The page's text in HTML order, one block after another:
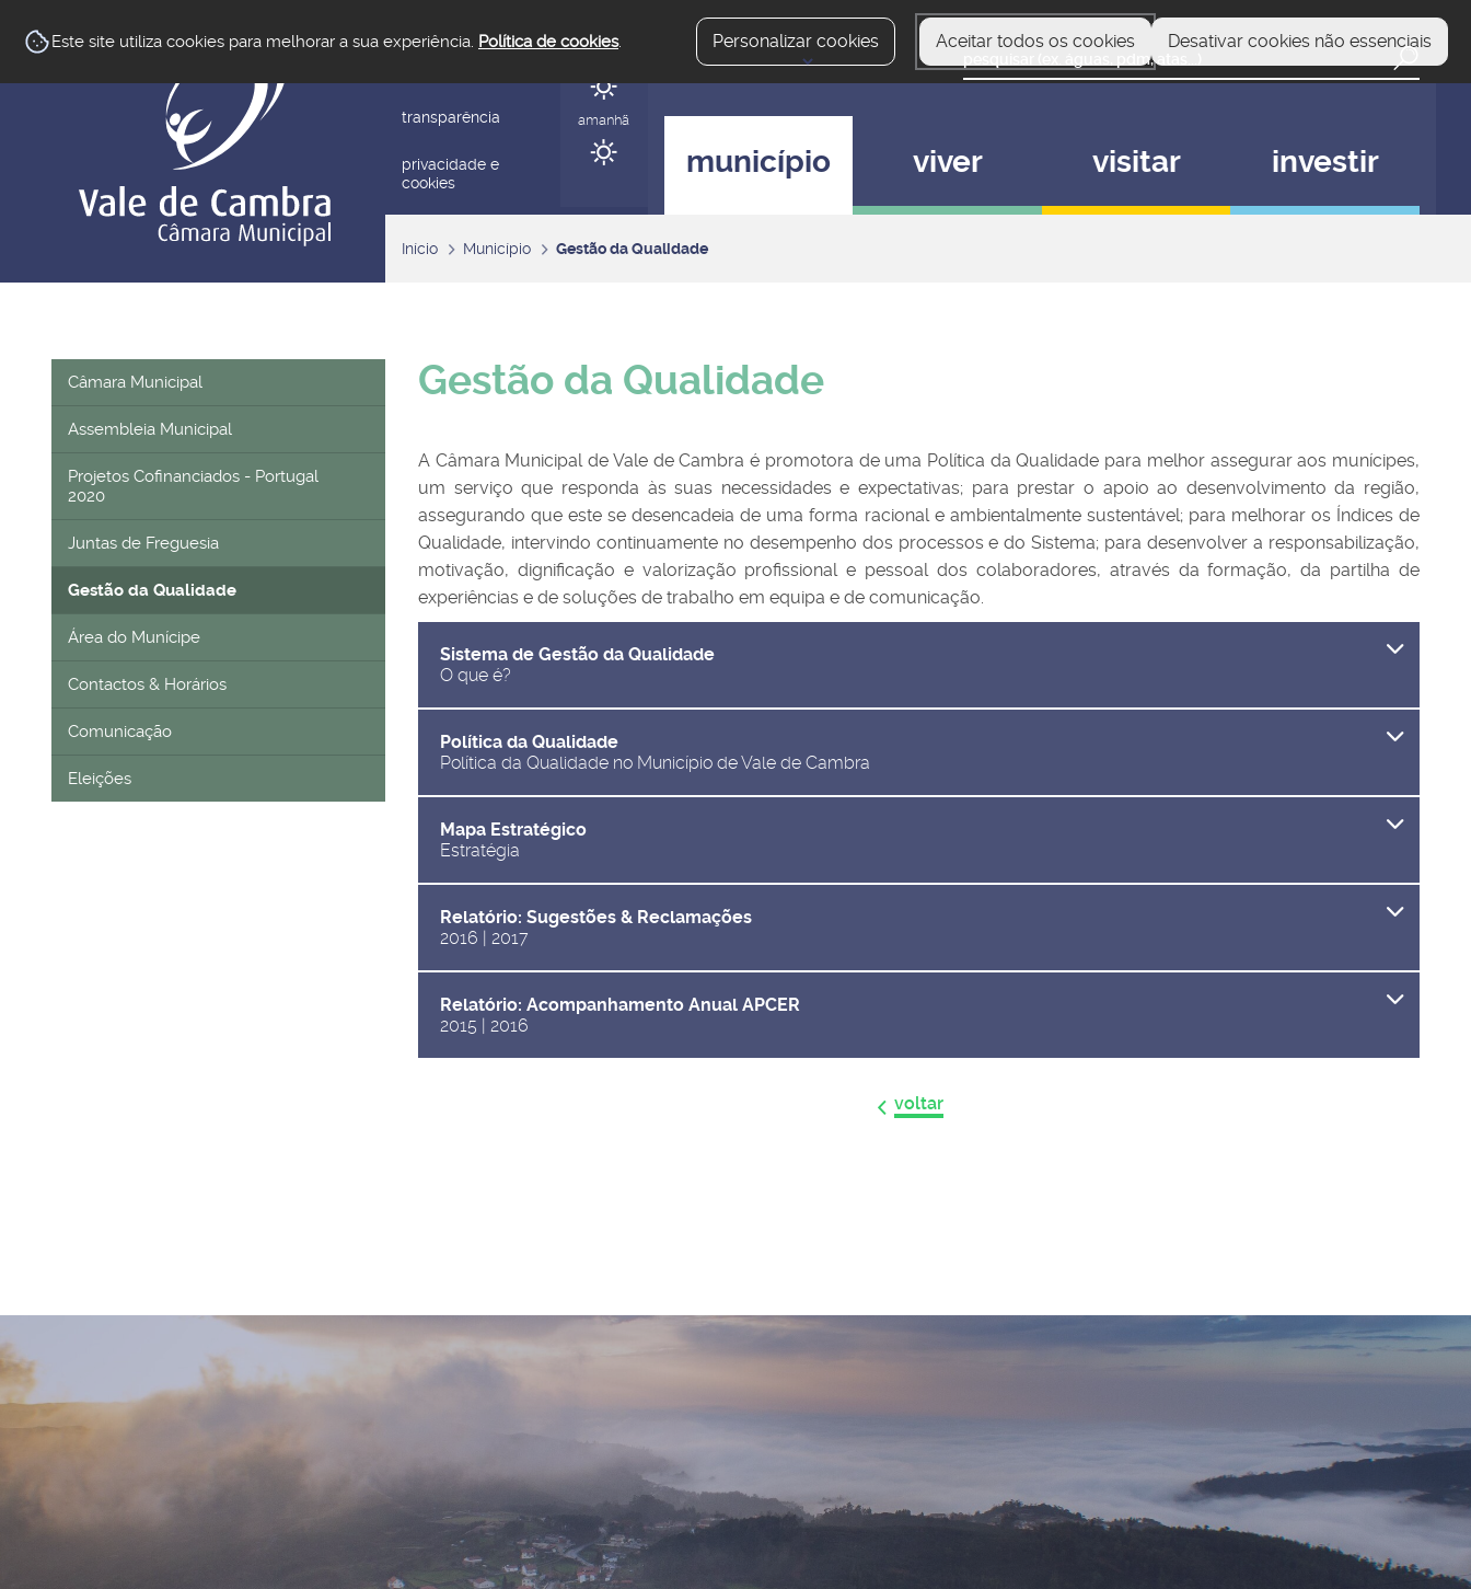
Este site utiliza cookies para melhorar a sua experiência. Política de cookies. Personalizar cookies Aceitar todos os cookies Desativar cookies não essenciais
transparência
privacidade e
cookies
hoje
amanhã
município viver visitar investir
Início Município Gestão da Qualidade
Câmara Municipal
Assembleia Municipal
Projetos Cofinanciados - Portugal
2020
Juntas de Freguesia
Gestão da Qualidade
Área do Munícipe
Contactos & Horários
Comunicação
Eleições
Gestão da Qualidade
A Câmara Municipal de Vale de Cambra é promotora de uma Política da Qualidade para melhor assegurar aos munícipes,
um serviço que responda às suas necessidades e expectativas; para prestar o apoio ao desenvolvimento da região,
assegurando que este se desencadeia de uma forma racional e ambientalmente sustentável; para melhorar os Índices de
Qualidade, intervindo continuamente no desempenho dos processos e do Sistema; para desenvolver a responsabilização,
motivação, dignificação e valorização profissional e pessoal dos colaboradores, através da formação, da partilha de
experiências e de soluções de trabalho em equipa e de comunicação.
Sistema de Gestão da Qualidade
O que é?
Política da Qualidade
Política da Qualidade no Município de Vale de Cambra
Mapa Estratégico
Estratégia
Relatório: Sugestões & Reclamações
2016 | 2017
Relatório: Acompanhamento Anual APCER
2015 | 2016
voltar